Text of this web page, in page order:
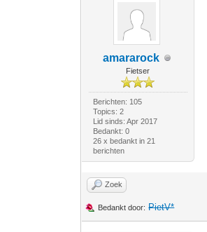
amararock
Fietser
Berichten: 105
Topics: 2
Lid sinds: Apr 2017
Bedankt: 0
26 x bedankt in 21
berichten
Zoek
Bedankt door: PietV*